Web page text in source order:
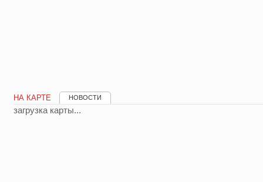
НА КАРТЕ НОВОСТИ
загрузка карты...